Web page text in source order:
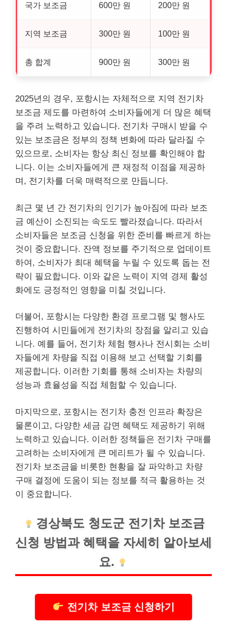
국가 보조금 600만 원 200만 원
지역 보조금 300만 원 100만 원
총 합계 900만 원 300만 원
2025년의 경우, 포항시는 자체적으로 지역 전기차
보조금 제도를 마련하여 소비자들에게 더 많은 혜택
을 주려 노력하고 있습니다. 전기차 구매시 받을 수
있는 보조금은 정부의 정책 변화에 따라 달라질 수
있으므로, 소비자는 항상 최신 정보를 확인해야 합
니다. 이는 소비자들에게 큰 재정적 이점을 제공하
며, 전기차를 더욱 매력적으로 만듭니다.
최근 몇 년 간 전기차의 인기가 높아짐에 따라 보조
금 예산이 소진되는 속도도 빨라졌습니다. 따라서
소비자들은 보조금 신청을 위한 준비를 빠르게 하는
것이 중요합니다. 잔액 정보를 주기적으로 업데이트
하여, 소비자가 최대 혜택을 누릴 수 있도록 돕는 전
략이 필요합니다. 이와 같은 노력이 지역 경제 활성
화에도 긍정적인 영향을 미칠 것입니다.
더불어, 포항시는 다양한 환경 프로그램 및 행사도
진행하여 시민들에게 전기차의 장점을 알리 고 있습
니다. 예를 들어, 전기차 체험 행사나 전시회는 소비
자들에게 차량을 직접 이용해 보고 선택할 기회를
제공합니다. 이러한 기회를 통해 소비자는 차량의
성능과 효율성을 직접 체험할 수 있습니다.
마지막으로, 포항시는 전기차 충전 인프라 확장은
물론이고, 다양한 세금 감면 혜택도 제공하기 위해
노력하고 있습니다. 이러한 정책들은 전기차 구매를
고려하는 소비자에게 큰 메리트가 될 수 있습니다.
전기차 보조금을 비롯한 현황을 잘 파악하고 차량
구매 결정에 도움이 되는 정보를 적극 활용하는 것
이 중요합니다.
경상북도 청도군 전기차 보조금
신청 방법과 혜택을 자세히 알아보세
요.
전기차 보조금 신청하기